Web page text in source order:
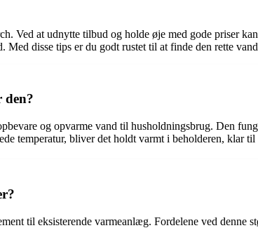
Ved at udnytte tilbud og holde øje med gode priser
disse tips er du godt rustet til at finde den rette
den?
og opvarme vand til husholdningsbrug. Den
temperatur, bliver det holdt varmt i beholderen, klar til
til eksisterende varmeanlæg. Fordelene ved denne